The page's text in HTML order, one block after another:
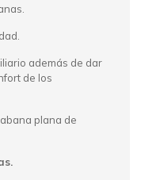
además de dar
de los
plana de